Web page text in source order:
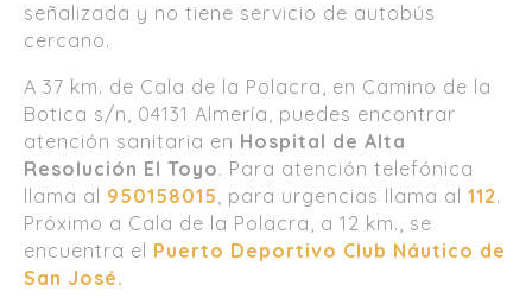
señalizada y no tiene servicio de autobús
cercano.
A 37 km. de Cala de la Polacra, en Camino de la
Botica s/n, 04131 Almería, puedes encontrar
atención sanitaria en Hospital de Alta
Resolución El Toyo. Para atención telefónica
llama al 950158015, para urgencias llama al 112.
Próximo a Cala de la Polacra, a 12 km., se
encuentra el Puerto Deportivo Club Náutico de
San José.